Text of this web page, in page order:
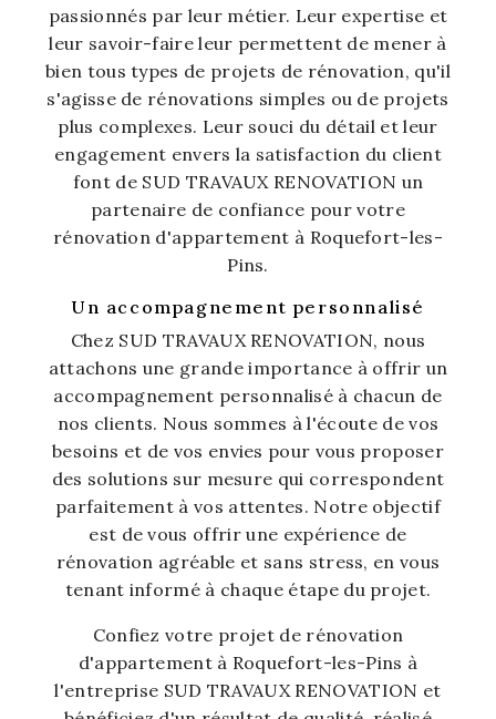
passionnés par leur métier. Leur expertise et
leur savoir-faire leur permettent de mener à
bien tous types de projets de rénovation, qu'il
s'agisse de rénovations simples ou de projets
plus complexes. Leur souci du détail et leur
engagement envers la satisfaction du client
font de SUD TRAVAUX RENOVATION un
partenaire de confiance pour votre
rénovation d'appartement à Roquefort-les-
Pins.
Un accompagnement personnalisé
Chez SUD TRAVAUX RENOVATION, nous
attachons une grande importance à offrir un
accompagnement personnalisé à chacun de
nos clients. Nous sommes à l'écoute de vos
besoins et de vos envies pour vous proposer
des solutions sur mesure qui correspondent
parfaitement à vos attentes. Notre objectif
est de vous offrir une expérience de
rénovation agréable et sans stress, en vous
tenant informé à chaque étape du projet.
Confiez votre projet de rénovation
d'appartement à Roquefort-les-Pins à
l'entreprise SUD TRAVAUX RENOVATION et